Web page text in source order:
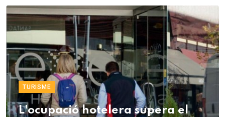
TURISME
L'ocupació hotelera supera el